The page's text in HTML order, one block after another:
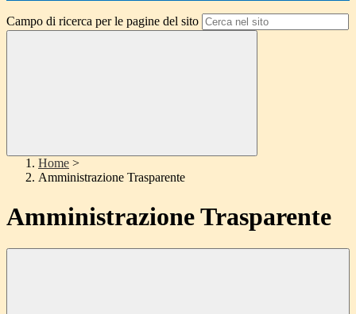
Campo di ricerca per le pagine del sito
Home >
Amministrazione Trasparente
Amministrazione Trasparente